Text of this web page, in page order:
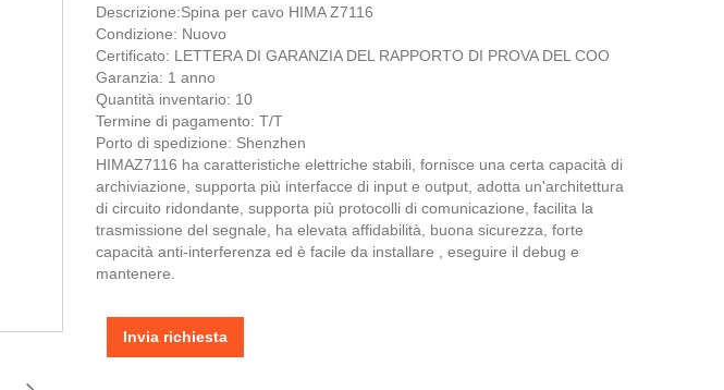
Descrizione:Spina per cavo HIMA Z7116
Condizione: Nuovo
Certificato: LETTERA DI GARANZIA DEL RAPPORTO DI PROVA DEL COO
Garanzia: 1 anno
Quantità inventario: 10
Termine di pagamento: T/T
Porto di spedizione: Shenzhen
HIMAZ7116 ha caratteristiche elettriche stabili, fornisce una certa capacità di
archiviazione, supporta più interfacce di input e output, adotta un'architettura
di circuito ridondante, supporta più protocolli di comunicazione, facilita la
trasmissione del segnale, ha elevata affidabilità, buona sicurezza, forte
capacità anti-interferenza ed è facile da installare , eseguire il debug e
mantenere.
Invia richiesta